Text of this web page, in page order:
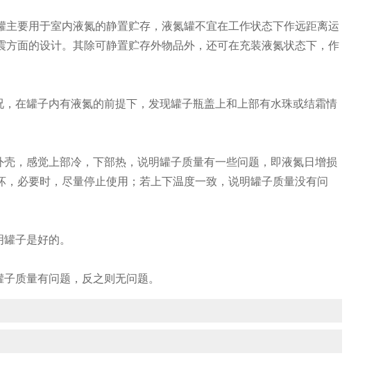
要用于室内液氮的静置贮存，液氮罐不宜在工作状态下作远距离运
面的设计。其除可静置贮存外物品外，还可在充装液氮状态下，作
在罐子内有液氮的前提下，发现罐子瓶盖上和上部有水珠或结霜情
，感觉上部冷，下部热，说明罐子质量有一些问题，即液氮日增损
必要时，尽量停止使用；若上下温度一致，说明罐子质量没有问
子是好的。
质量有问题，反之则无问题。